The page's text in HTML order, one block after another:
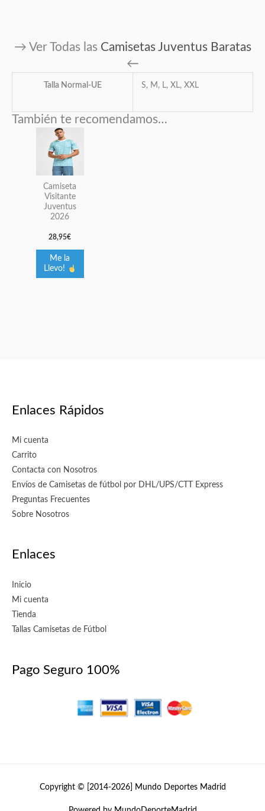
→ Ver Todas las Camisetas Juventus Baratas
←
Talla Normal-UE S, M, L, XL, XXL
También te recomendamos…
Camiseta
Visitante
Juventus
2026
28,95€
Me la
Llevo!
Este
producto
tiene
variantes.
Las
se
pueden
elegir
Enlaces Rápidos
Mi cuenta
Carrito
Contacta con Nosotros
Envíos de Camisetas de fútbol por DHL/UPS/CTT Express
Preguntas Frecuentes
Sobre Nosotros
Enlaces
Inicio
Mi cuenta
Tienda
Tallas Camisetas de Fútbol
Pago Seguro 100%
Copyright © [2014-2026] Mundo Deportes Madrid